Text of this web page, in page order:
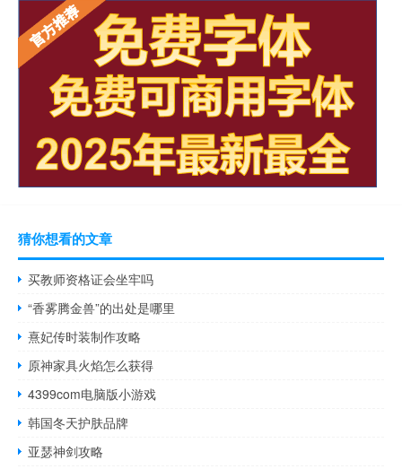
猜你想看的文章
买教师资格证会坐牢吗
“香雾腾金兽”的出处是哪里
熹妃传时装制作攻略
原神家具火焰怎么获得
4399com电脑版小游戏
韩国冬天护肤品牌
亚瑟神剑攻略